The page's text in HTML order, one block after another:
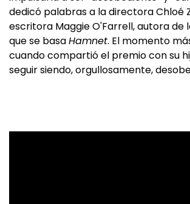
dedicó palabras a la directora Chloé
escritora Maggie O'Farrell, autora de
que se basaHamnet. El momento
cuando compartió el premio con su
seguir siendo, orgullosamente,